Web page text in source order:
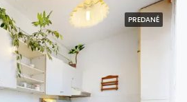
PREDANÉ